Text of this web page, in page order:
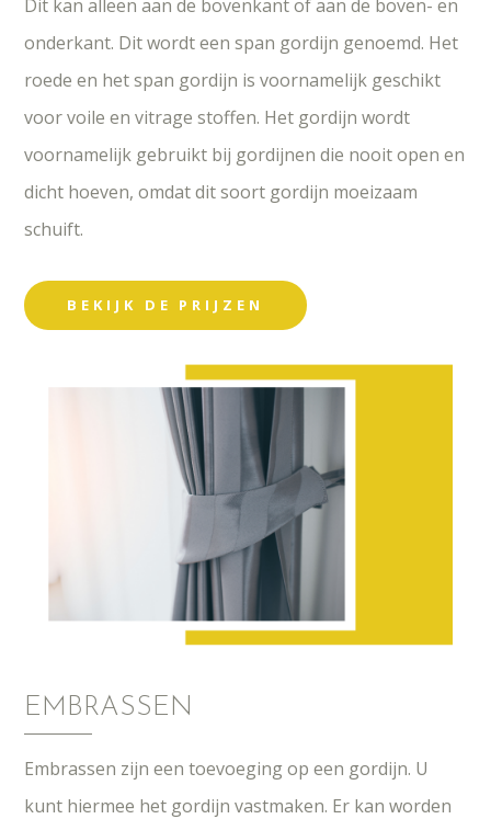
Dit kan alleen aan de bovenkant of aan de boven- en
onderkant. Dit wordt een span gordijn genoemd. Het
roede en het span gordijn is voornamelijk geschikt
voor voile en vitrage stoffen. Het gordijn wordt
voornamelijk gebruikt bij gordijnen die nooit open en
dicht hoeven, omdat dit soort gordijn moeizaam
schuift.
BEKIJK DE PRIJZEN
EMBRASSEN
Embrassen zijn een toevoeging op een gordijn. U
kunt hiermee het gordijn vastmaken. Er kan worden